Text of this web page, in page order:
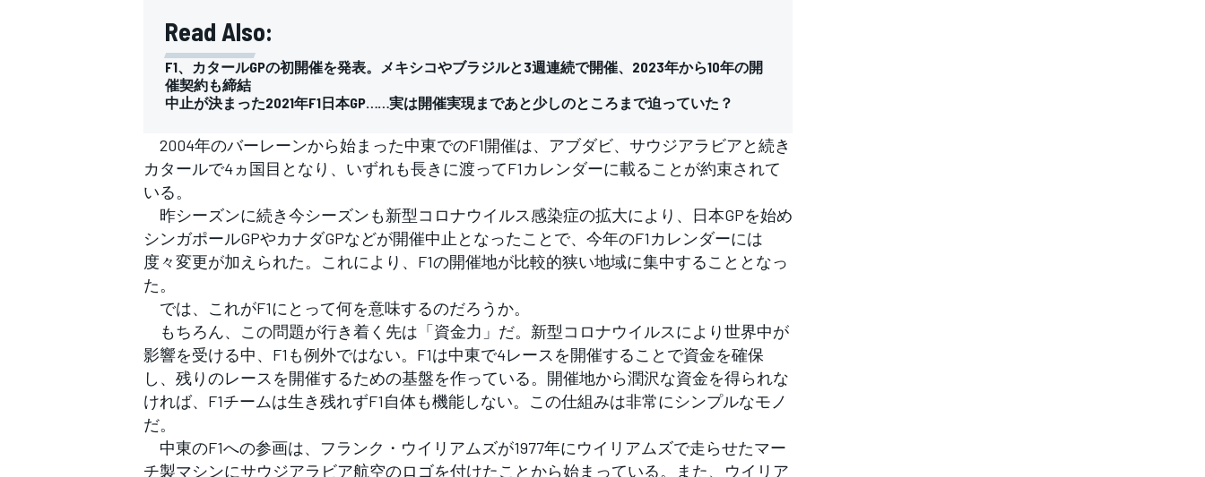
フォーミュラE
Read Also:
F1、カタールGPの初開催を発表。メキシコやブラジルと3週連続で開催、2023年から10年の開
催契約も締結
中止が決まった2021年F1日本GP……実は開催実現まであと少しのところまで迫っていた？
2004年のバーレーンから始まった中東でのF1開催は、アブダビ、サウジアラビアと続き
カタールで4ヵ国目となり、いずれも長きに渡ってF1カレンダーに載ることが約束されて
いる。
昨シーズンに続き今シーズンも新型コロナウイルス感染症の拡大により、日本GPを始め
シンガポールGPやカナダGPなどが開催中止となったことで、今年のF1カレンダーには
度々変更が加えられた。これにより、F1の開催地が比較的狭い地域に集中することとなっ
た。
では、これがF1にとって何を意味するのだろうか。
もちろん、この問題が行き着く先は「資金力」だ。新型コロナウイルスにより世界中が
影響を受ける中、F1も例外ではない。F1は中東で4レースを開催することで資金を確保
し、残りのレースを開催するための基盤を作っている。開催地から潤沢な資金を得られな
ければ、F1チームは生き残れずF1自体も機能しない。この仕組みは非常にシンプルなモノ
だ。
中東のF1への参画は、フランク・ウイリアムズが1977年にウイリアムズで走らせたマー
チ製マシンにサウジアラビア航空のロゴを付けたことから始まっている。また、ウイリア